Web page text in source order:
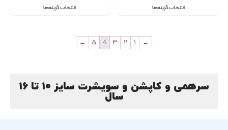
انتخاب گزینه‌ها انتخاب گزینه‌ها
→
1
2
3
4
5
←
سرهمی و کاپشن و سویشرت سایز 10 تا 16
سال